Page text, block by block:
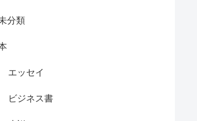
分類
エッセイ
ビジネス書